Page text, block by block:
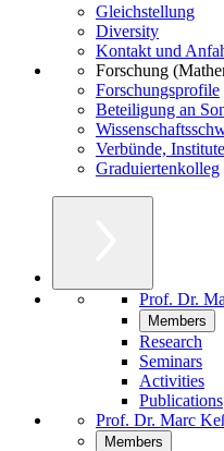
Gleichstellung
Diversity
Kontakt und
Forschung
Forschungsprofile
Beteiligung an
Verbünde,
Graduiertenkolleg
Prof. Dr.
Members
Research
Seminars
Activities
Publications
Prof. Dr. Marc
Members